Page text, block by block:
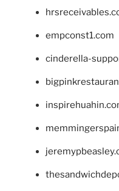
empconst1.com
cinderella-